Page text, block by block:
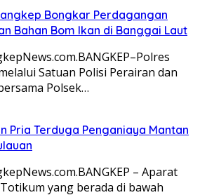
Bongkar Perdagangan
Bahan Bom Ikan di Banggai Laut
Satuan Polisi Perairan dan
Polsek…
Pria Terduga Penganiaya Mantan
– Aparat
yang berada di bawah